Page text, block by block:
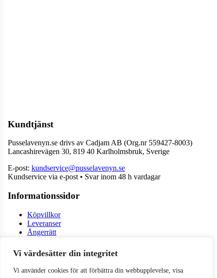
Vi värdesätter din integritet
Vi använder cookies för att förbättra din webbupplevelse, visa
Kundtjänst
Pusselavenyn.se drivs av Cadjam AB (Org.nr 559427-8003)
Lancashirevägen 30, 819 40 Karlholmsbruk, Sverige
E-post: kundservice@pusselavenyn.se
Kundservice via e-post • Svar inom 48 h vardagar
Informationssidor
Köpvillkor
Leveranser
Ångerrätt
Integritetspolicy
Vänner & Sammarbeten